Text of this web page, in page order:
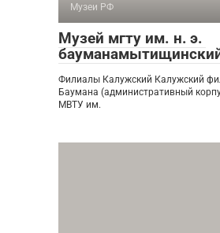
Музеи РФ
Музей мгту им. н. э.
Филиалы Калужский Калужский
Баумана (административный
МВТУ им.